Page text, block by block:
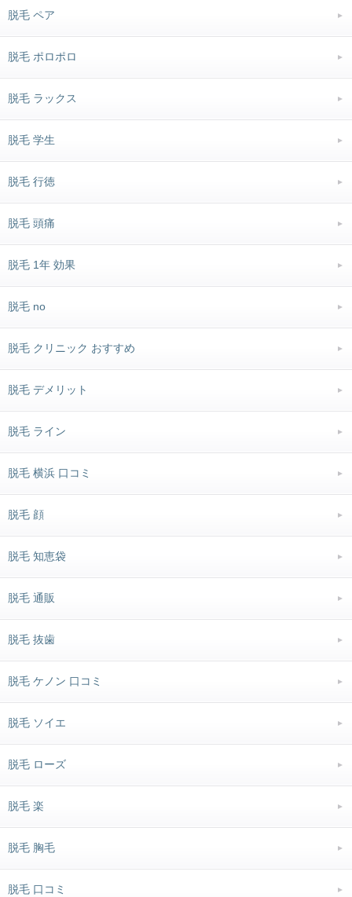
脱毛 ペア
脱毛 ポロポロ
脱毛 ラックス
脱毛 学生
脱毛 行徳
脱毛 頭痛
脱毛 1年 効果
脱毛 no
脱毛 クリニック おすすめ
脱毛 デメリット
脱毛 ライン
脱毛 横浜 口コミ
脱毛 顔
脱毛 知恵袋
脱毛 通販
脱毛 抜歯
脱毛 ケノン 口コミ
脱毛 ソイエ
脱毛 ローズ
脱毛 楽
脱毛 胸毛
脱毛 口コミ